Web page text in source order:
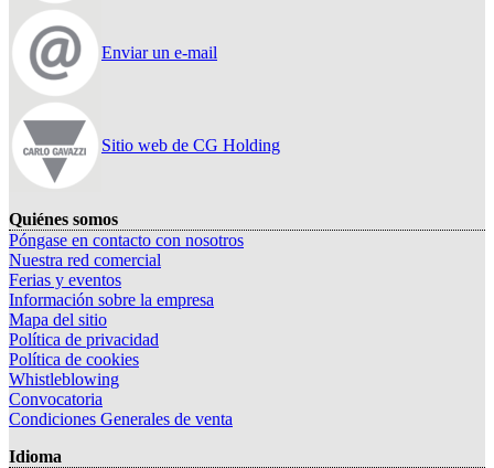
Enviar un e-mail
Sitio web de CG Holding
Quiénes somos
Póngase en contacto con nosotros
Nuestra red comercial
Ferias y eventos
Información sobre la empresa
Mapa del sitio
Política de privacidad
Política de cookies
Whistleblowing
Convocatoria
Condiciones Generales de venta
Idioma